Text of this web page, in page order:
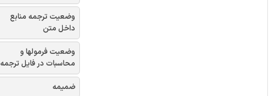
وضعیت ترجمه منابع
داخل متن
وضعیت فرمولها و
محاسبات در فایل ترجمه
ضمیمه